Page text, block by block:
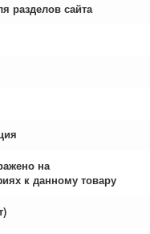
разделов сайта
на
к данному товару